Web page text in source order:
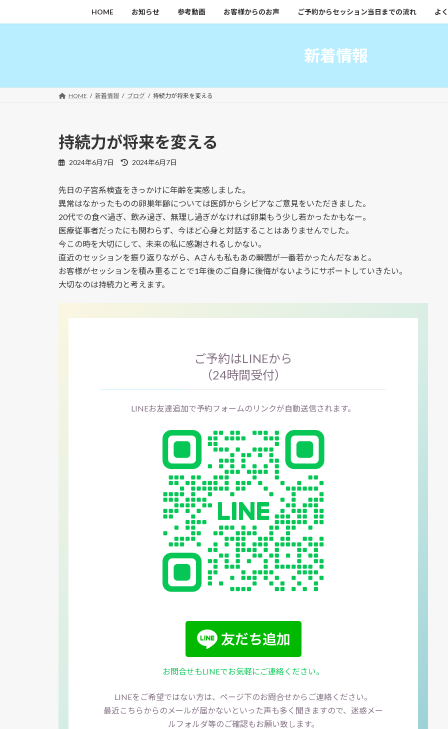
キ
に
HOME お知らせ 参考動画 お客様からのお声 ご予約からセッション当日までの流れ よ
新着情報
HOME 新着情報 ブログ 持続力が将来を変える
持続力が将来を変える
2024年6月7日
最
新
日
時
:
2024年6月7日
先日の子宮系検査をきっかけに年齢を実感しました。
異常はなかったものの卵巣年齢については医師からシビアなご意見をいただきました。
20代での食べ過ぎ、飲み過ぎ、無理し過ぎがなければ卵巣もう少し若かったかもなー。
医療従事者だったにも関わらず、今ほど心身と対話することはありませんでした。
今この時を大切にして、未来の私に感謝されるしかない。
直近のセッションを振り返りながら、Aさんも私もあの瞬間が一番若かったんだなぁと。
お客様がセッションを積み重ることで1年後のご自身に後悔がないようにサポートしていきたい。
大切なのは持続力と考えます。
ご予約はLINEから
（24時間受付）
LINEお友達追加で予約フォームのリンクが自動送信されます。
お問合せもLINEでお気軽にご連絡ください。
LINEをご希望ではない方は、ページ下のお問合せからご連絡ください。
最近こちらからのメールが届かないといった声も多く聞きますので、迷惑メー
ルフォルダ等のご確認もお願い致します。